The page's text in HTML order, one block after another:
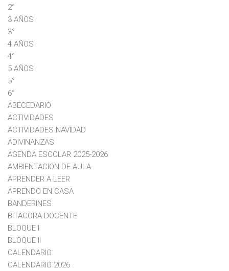
2°
3 AÑOS
3°
4 AÑOS
4°
5 AÑOS
5°
6°
ABECEDARIO
ACTIVIDADES
ACTIVIDADES NAVIDAD
ADIVINANZAS
AGENDA ESCOLAR 2025-2026
AMBIENTACION DE AULA
APRENDER A LEER
APRENDO EN CASA
BANDERINES
BITACORA DOCENTE
BLOQUE I
BLOQUE II
CALENDARIO
CALENDARIO 2026